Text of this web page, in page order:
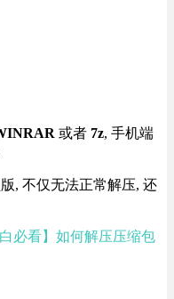
或者 7z, 手机端
, 不仅无法正常解压, 还
必看】如何解压压缩包